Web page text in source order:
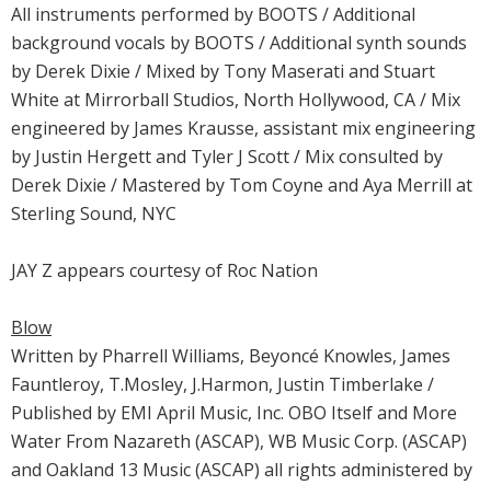
All instruments performed by BOOTS / Additional
background vocals by BOOTS / Additional synth sounds
by Derek Dixie / Mixed by Tony Maserati and Stuart
White at Mirrorball Studios, North Hollywood, CA / Mix
engineered by James Krausse, assistant mix engineering
by Justin Hergett and Tyler J Scott / Mix consulted by
Derek Dixie / Mastered by Tom Coyne and Aya Merrill at
Sterling Sound, NYC
JAY Z appears courtesy of Roc Nation
Blow
Written by Pharrell Williams, Beyoncé Knowles, James
Fauntleroy, T.Mosley, J.Harmon, Justin Timberlake /
Published by EMI April Music, Inc. OBO Itself and More
Water From Nazareth (ASCAP), WB Music Corp. (ASCAP)
and Oakland 13 Music (ASCAP) all rights administered by